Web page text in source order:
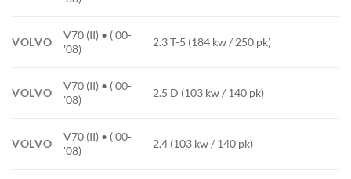
VOLVO
V70 (II) • ('00-
'08)
2.3 T-5 (184 kw / 250 pk)
VOLVO
V70 (II) • ('00-
'08)
2.5 D (103 kw / 140 pk)
VOLVO
V70 (II) • ('00-
'08)
2.4 (103 kw / 140 pk)